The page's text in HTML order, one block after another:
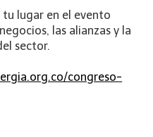
tu lugar en el evento
las alianzas y la
sector.
congreso-